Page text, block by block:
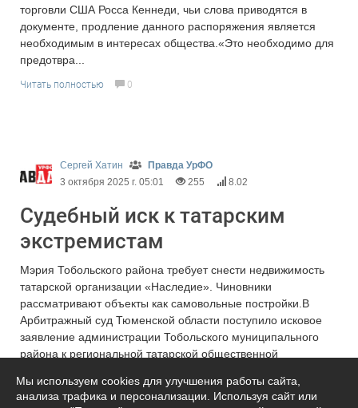
торговли США Росса Кеннеди, чьи слова приводятся в
документе, продление данного распоряжения является
необходимым в интересах общества.«Это необходимо для
предотвра...
Читать полностью 0
Сергей Хатин
Правда УрФО
3 октября 2025 г. 05:01
255 8.02
Судебный иск к татарским
экстремистам
Мэрия Тобольского района требует снести недвижимость
татарской организации «Наследие». Чиновники
рассматривают объекты как самовольные постройки.В
Арбитражный суд Тюменской области поступило исковое
заявление администрации Тобольского муниципального
района к региональной татарской общественной
ответчика в течение шес...
Мы используем cookies для улучшения работы сайта,
анализа трафика и персонализации. Используя сайт или